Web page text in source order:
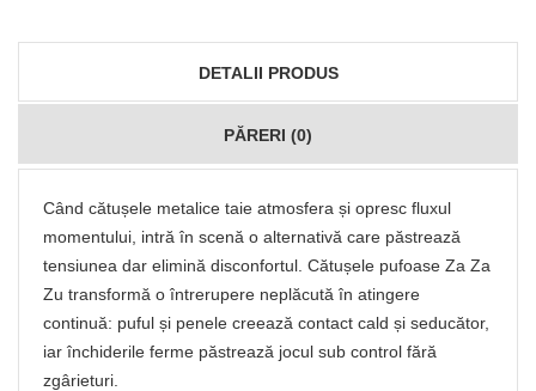
DETALII PRODUS
PĂRERI (0)
Când cătușele metalice taie atmosfera și opresc fluxul
momentului, intră în scenă o alternativă care păstrează
tensiunea dar elimină disconfortul. Cătușele pufoase Za Za
Zu transformă o întrerupere neplăcută în atingere
continuă: puful și penele creează contact cald și seducător,
iar închiderile ferme păstrează jocul sub control fără
zgârieturi.